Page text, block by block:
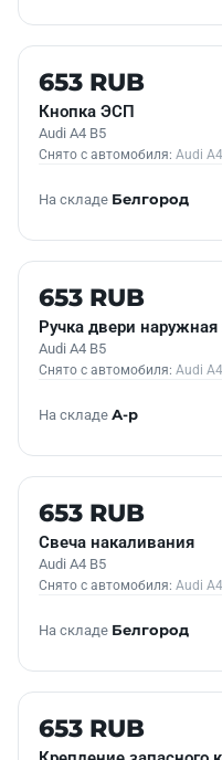
Б/У В НАЛИЧИИ
653 RUB
Кнопка ЭСП
Audi A4 B5
Снято с автомобиля: Audi A4
На складе Белгород
Б/У В НАЛИЧИИ
653 RUB
Ручка двери
Audi A4 B5
Снято с автомобиля: Audi A4
На складе А-р
Б/У В НАЛИЧИИ
653 RUB
Свеча накаливания
Audi A4 B5
Снято с автомобиля: Audi A4
На складе Белгород
Б/У В НАЛИЧИИ
653 RUB